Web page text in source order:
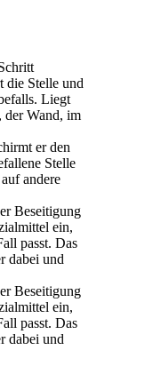
die Stelle und
Liegt
der Wand, im
er den
Stelle
andere
Beseitigung
ein,
passt. Das
dabei und
Beseitigung
ein,
passt. Das
dabei und